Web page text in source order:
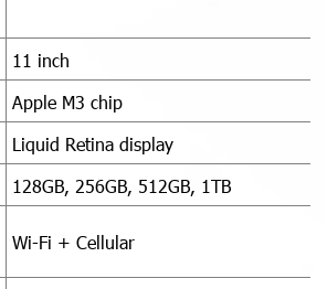
11 inch
Apple M3 chip
Liquid Retina display
128GB, 256GB, 512GB, 1TB
Wi-Fi + Cellular